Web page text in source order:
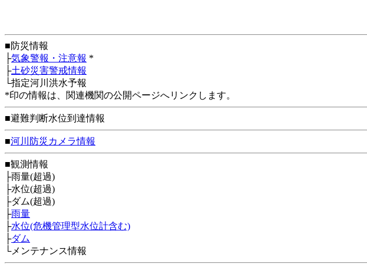
■防災情報
├気象警報・注意報 *
├土砂災害警戒情報
└指定河川洪水予報
*印の情報は、関連機関の公開ページへリンクします。
■避難判断水位到達情報
■河川防災カメラ情報
■観測情報
├雨量(超過)
├水位(超過)
├ダム(超過)
├雨量
├水位(危機管理型水位計含む)
├ダム
└メンテナンス情報